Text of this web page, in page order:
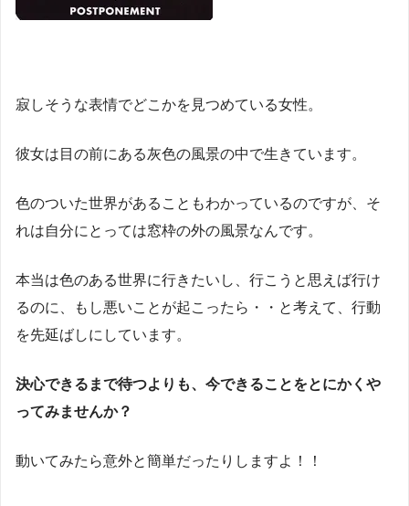
寂しそうな表情でどこかを見つめている女性。
彼女は目の前にある灰色の風景の中で生きています。
色のついた世界があることもわかっているのですが、そ
れは自分にとっては窓枠の外の風景なんです。
本当は色のある世界に行きたいし、行こうと思えば行け
るのに、もし悪いことが起こったら・・と考えて、行動
を先延ばしにしています。
決心できるまで待つよりも、今できることをとにかくや
ってみませんか？
動いてみたら意外と簡単だったりしますよ！！